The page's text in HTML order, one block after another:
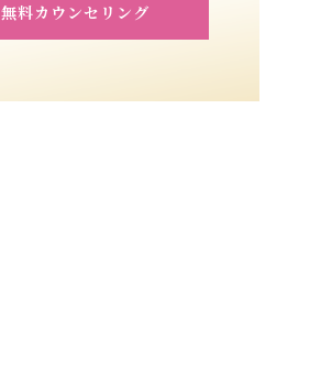
無料カウンセリング